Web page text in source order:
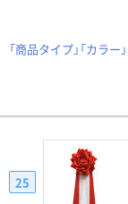
「商品タイプ」「カラー
25